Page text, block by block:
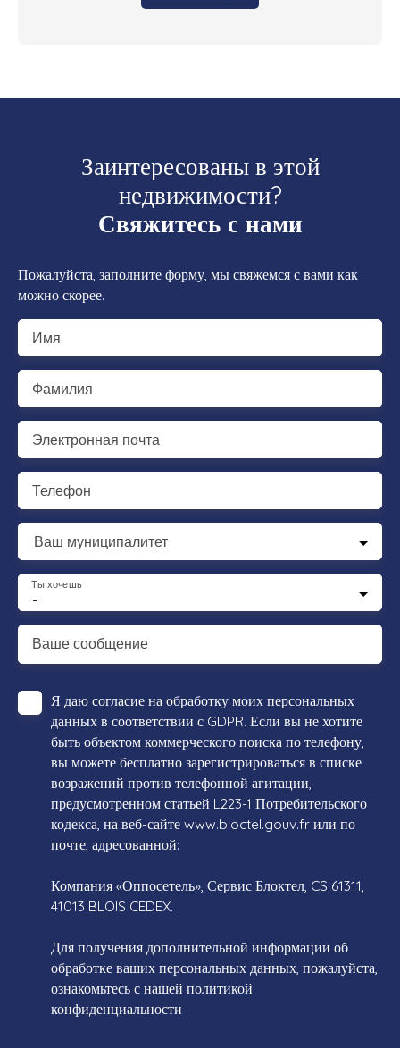
Заинтересованы в этой
недвижимости?
Свяжитесь с нами
Пожалуйста, заполните форму, мы свяжемся с вами как
можно скорее.
Имя
Фамилия
Электронная почта
Телефон
Ваш муниципалитет
-
Ты хочешь
Ваше сообщение
Я даю согласие на обработку моих персональных
данных в соответствии с GDPR. Если вы не хотите
быть объектом коммерческого поиска по телефону,
вы можете бесплатно зарегистрироваться в списке
возражений против телефонной агитации,
предусмотренном статьей L223-1 Потребительского
кодекса, на веб-сайте www.bloctel.gouv.fr или по
почте, адресованной:
Компания «Оппосетель», Сервис Блоктел, CS 61311,
41013 BLOIS CEDEX.
Для получения дополнительной информации об
обработке ваших персональных данных, пожалуйста,
ознакомьтесь с нашей политикой
конфиденциальности .